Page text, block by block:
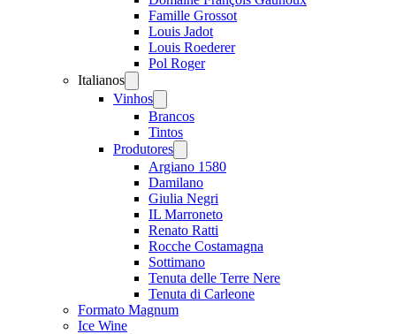
Famille Grossot
Louis Jadot
Louis Roederer
Pol Roger
Italianos
menu
Vinhos
menu
Brancos
Tintos
Produtores
menu
Argiano 1580
Damilano
Giulia Negri
IL Marroneto
Renato Ratti
Rocche Costamagna
Sottimano
Tenuta delle Terre Nere
Tenuta di Carleone
Formato Magnum
Ice Wine